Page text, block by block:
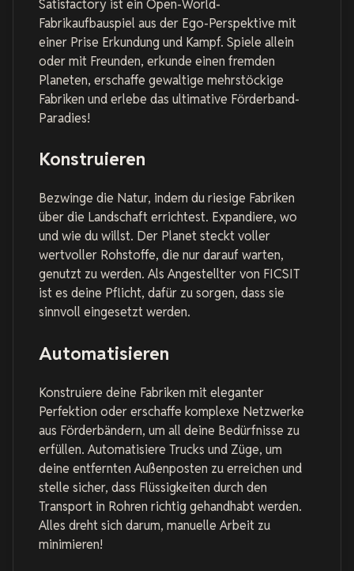
Satisfactory ist ein Open-World-
Fabrikaufbauspiel aus der Ego-Perspektive mit
einer Prise Erkundung und Kampf. Spiele allein
oder mit Freunden, erkunde einen fremden
Planeten, erschaffe gewaltige mehrstöckige
Fabriken und erlebe das ultimative Förderband-
Paradies!
Konstruieren
Bezwinge die Natur, indem du riesige Fabriken
über die Landschaft errichtest. Expandiere, wo
und wie du willst. Der Planet steckt voller
wertvoller Rohstoffe, die nur darauf warten,
genutzt zu werden. Als Angestellter von FICSIT
ist es deine Pflicht, dafür zu sorgen, dass sie
sinnvoll eingesetzt werden.
Automatisieren
Konstruiere deine Fabriken mit eleganter
Perfektion oder erschaffe komplexe Netzwerke
aus Förderbändern, um all deine Bedürfnisse zu
erfüllen. Automatisiere Trucks und Züge, um
deine entfernten Außenposten zu erreichen und
stelle sicher, dass Flüssigkeiten durch den
Transport in Rohren richtig gehandhabt werden.
Alles dreht sich darum, manuelle Arbeit zu
minimieren!